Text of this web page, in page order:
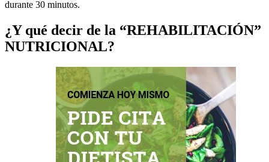
durante 30 minutos.
¿Y qué decir de la “REHABILITACIÓN”
NUTRICIONAL?